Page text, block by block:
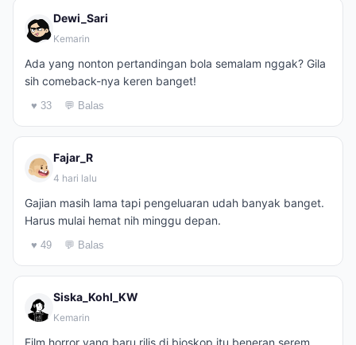
Dewi_Sari
Kemarin
Ada yang nonton pertandingan bola semalam nggak? Gila
sih comeback-nya keren banget!
♥ 33 💬 Balas
Fajar_R
4 hari lalu
Gajian masih lama tapi pengeluaran udah banyak banget.
Harus mulai hemat nih minggu depan.
♥ 49 💬 Balas
Siska_Kohl_KW
Kemarin
Film horror yang baru rilis di bioskop itu beneran serem